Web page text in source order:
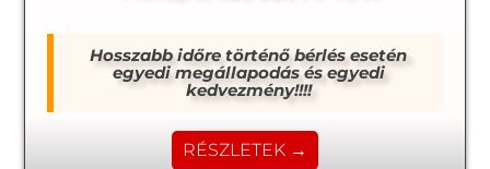
Hosszabb időre történő bérlés esetén
egyedi megállapodás és egyedi
kedvezmény!!!!
RÉSZLETEK →